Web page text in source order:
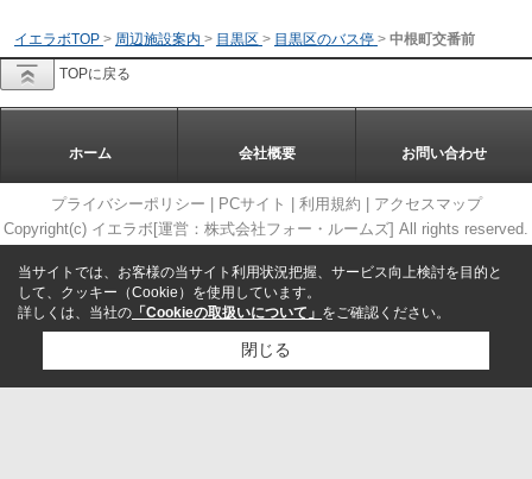
イエラボTOP > 周辺施設案内 > 目黒区 > 目黒区のバス停 > 中根町交番前
TOPに戻る
ホーム 会社概要 お問い合わせ
プライバシーポリシー PCサイト 利用規約
アクセスマップ
Copyright(c) イエラボ[運営：株式会社フォー・ルームズ] All rights reserved.
当サイトでは、お客様の当サイト利用状況把握、サービス向上検討を目的と
して、クッキー（Cookie）を使用しています。
詳しくは、当社の 「Cookieの取扱いについて」 をご確認ください。
閉じる